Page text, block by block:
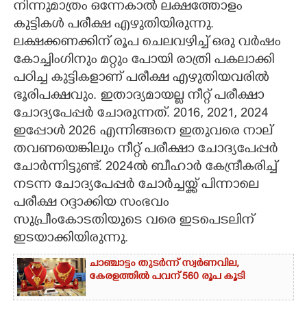
നിന്നുമാത്രം ഒന്നേകാൽ ലക്ഷത്തോളം
കുട്ടികൾ പരീക്ഷ എഴുതിയിരുന്നു.
ലക്ഷക്കണക്കിന് രൂപ ചെലവഴിച്ച് ഒരു വർഷം
കോച്ചിംഗിനും മറ്റും പോയി രാത്രി പകലാക്കി
പഠിച്ച കുട്ടികളാണ് പരീക്ഷ എഴുതിയവരിൽ
ഭൂരിപക്ഷവും. ഇതാദ്യമായല്ല നീറ്റ് പരീക്ഷാ
ചോദ്യപേപ്പർ ചോരുന്നത്. 2016, 2021, 2024
ഇപ്പോൾ 2026 എന്നിങ്ങനെ ഇതുവരെ നാല്
തവണയെങ്കിലും നീറ്റ് പരീക്ഷാ ചോദ്യപേപ്പർ
ചോർന്നിട്ടുണ്ട്. 2024ൽ ബീഹാർ കേന്ദ്രീകരിച്ച്
നടന്ന ചോദ്യപേപ്പർ ചോർച്ചയ്ക്ക് പിന്നാലെ
പരീക്ഷ റദ്ദാക്കിയ സംഭവം
സുപ്രീംകോടതിയുടെ വരെ ഇടപെടലിന്
ഇടയാക്കിയിരുന്നു.
ചാഞ്ചാട്ടം തുടർന്ന് സ്വർണവില,
കേരളത്തിൽ പവന് 560 രൂപ കൂടി